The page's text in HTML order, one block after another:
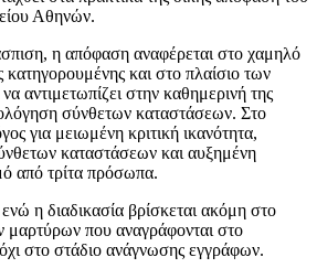
Αθηνών.
η απόφαση αναφέρεται στο χαμηλό
κατηγορουμένης και στο πλαίσιο των
αντιμετωπίζει στην καθημερινή της
σύνθετων καταστάσεων. Στο
για μειωμένη κριτική ικανότητα,
καταστάσεων και αυξημένη
από τρίτα πρόσωπα.
η διαδικασία βρίσκεται ακόμη στο
μαρτύρων που αναγράφονται στο
στο στάδιο ανάγνωσης εγγράφων.